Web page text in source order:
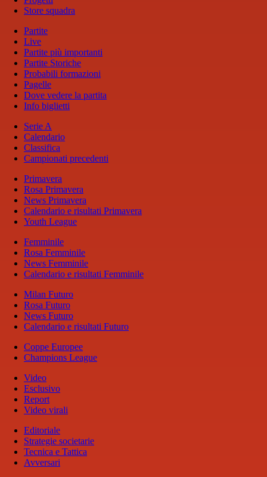
Store squadra
Partite
Live
Partite più importanti
Partite Storiche
Probabili formazioni
Pagelle
Dove vedere la partita
Info biglietti
Serie A
Calendario
Classifica
Campionati precedenti
Primavera
Rosa Primavera
News Primavera
Calendario e risultati Primavera
Youth League
Femminile
Rosa Femminile
News Femminile
Calendario e risultati Femminile
Milan Futuro
Rosa Futuro
News Futuro
Calendario e risultati Futuro
Coppe Europee
Champions League
Video
Esclusivo
Report
Video virali
Editoriale
Strategie societarie
Tecnica e Tattica
Avversari